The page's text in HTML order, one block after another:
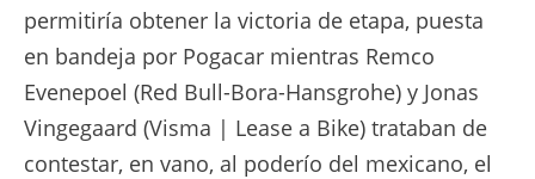
permitiría obtener la victoria de etapa, puesta
en bandeja por Pogacar mientras Remco
Evenepoel (Red Bull-Bora-Hansgrohe) y Jonas
Vingegaard (Visma | Lease a Bike) trataban de
contestar, en vano, al poderío del mexicano, el